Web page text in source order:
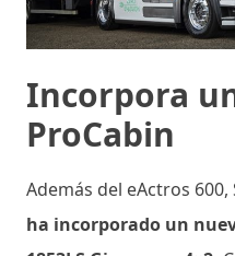
Incorpora
ProCabin
Además del eActros 600,
ha incorporado un